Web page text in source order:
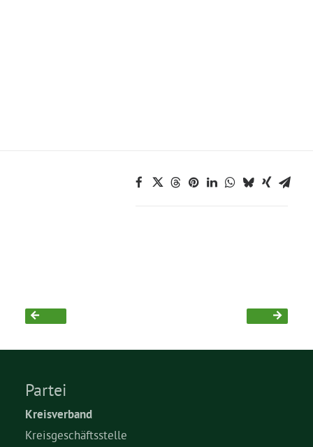
Termine
Partei
Kreisverband
Kreisgeschäftsstelle